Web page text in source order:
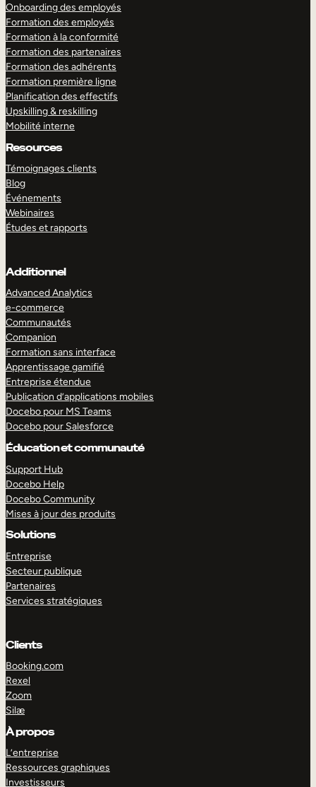
Onboarding des employés
Formation des employés
Formation à la conformité
Formation des partenaires
Formation des adhérents
Formation première ligne
Planification des effectifs
Upskilling & reskilling
Mobilité interne
Resources
Témoignages clients
Blog
Événements
Webinaires
Études et rapports
Additionnel
Advanced Analytics
e-commerce
Communautés
Companion
Formation sans interface
Apprentissage gamifié
Entreprise étendue
Publication d’applications mobiles
Docebo pour MS Teams
Docebo pour Salesforce
Éducation et communauté
Support Hub
Docebo Help
Docebo Community
Mises à jour des produits
Solutions
Entreprise
Secteur publique
Partenaires
Services stratégiques
Clients
Booking.com
Rexel
Zoom
Silæ
À propos
L’entreprise
Ressources graphiques
Investisseurs